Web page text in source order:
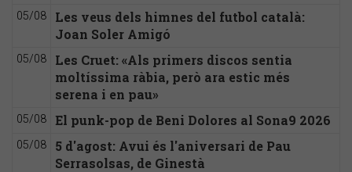
05/08
Les veus dels himnes del futbol català:
Joan Soler Amigó
05/08
Les Cruet: «Als primers discos sentia
moltíssima ràbia, però ara estic més
serena i en pau»
05/08 El punk-pop de Beni Dolores al Sona9 2026
05/08
5 d'agost: Avui és l'aniversari de Pau
Serrasolsas, de Ginestà